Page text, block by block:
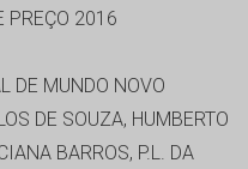
PREÇO 2016
DE MUNDO NOVO
DE SOUZA, HUMBERTO
BARROS, P.L. DA